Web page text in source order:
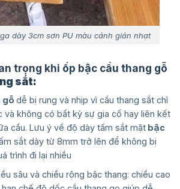
dày 3cm sơn PU màu cánh gián nhạt
trọng khi ốp bậc cầu thang gỗ
sắt:
gỗ dễ bị rung và nhịp vì cầu thang sắt chỉ
và không có bất kỳ sự gia cố hay liên kết
cầu. Lưu ý về độ dày tấm sắt mặt bậc
sắt dày từ 8mm trở lên để không bị
trình đi lại nhiều
sâu và chiều rộng bậc thang: chiều cao